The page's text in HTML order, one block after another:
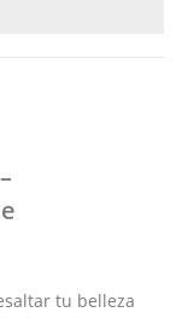
tu belleza